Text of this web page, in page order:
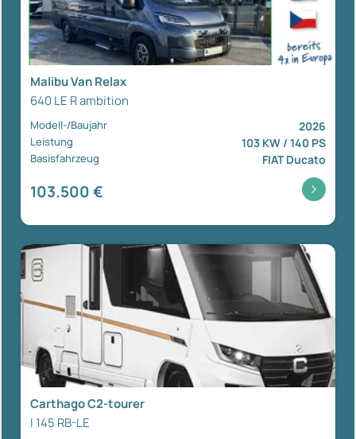
Malibu Van Relax
640 LE R ambition
Modell-/Baujahr 2026
Leistung 103 KW / 140 PS
Basisfahrzeug FIAT Ducato
103.500 €
Carthago C2-tourer
I 145 RB-LE